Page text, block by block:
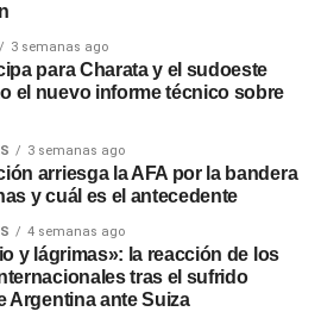
3 semanas ago
para Charata y el sudoeste
el nuevo informe técnico sobre
3 semanas ago
arriesga la AFA por la bandera
y cuál es el antecedente
4 semanas ago
y lágrimas»: la reacción de los
tras el sufrido
Argentina ante Suiza